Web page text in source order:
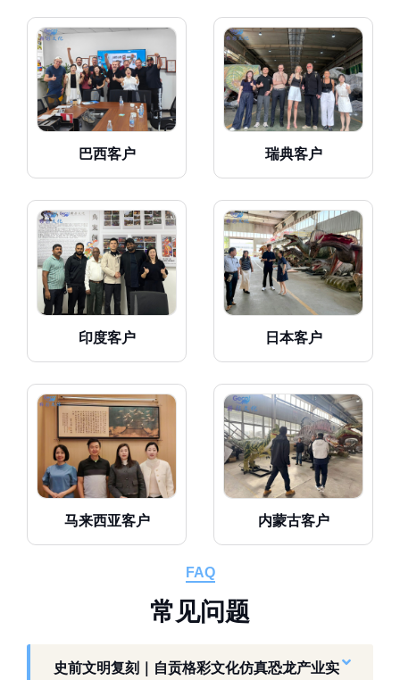
巴西客户 瑞典客户
印度客户 日本客户
马来西亚客户 内蒙古客户
FAQ
常 见问题
史前文明复刻｜自贡格彩文化仿真恐龙产业实